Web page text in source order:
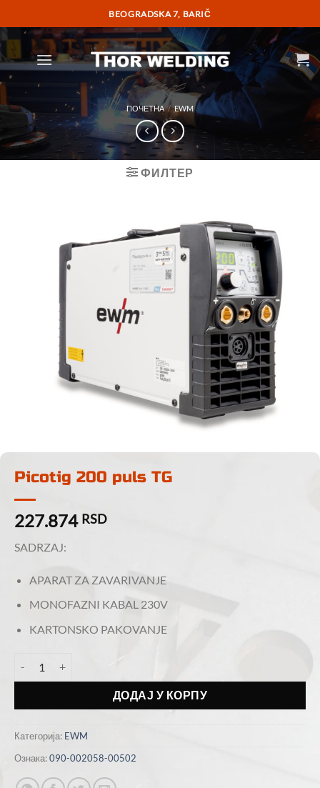
на
садржај
BEOGRADSKA 7, BARIČ
ПОЧЕТНА / EWM
ФИЛТЕР
Picotig 200 puls TG
227.874 RSD
SADRZAJ:
APARAT ZA ZAVARIVANJE
MONOFAZNI KABAL 230V
KARTONSKO PAKOVANJE
ДОДАЈ У КОРПУ
Категорија: EWM
Ознака:090-002058-00502